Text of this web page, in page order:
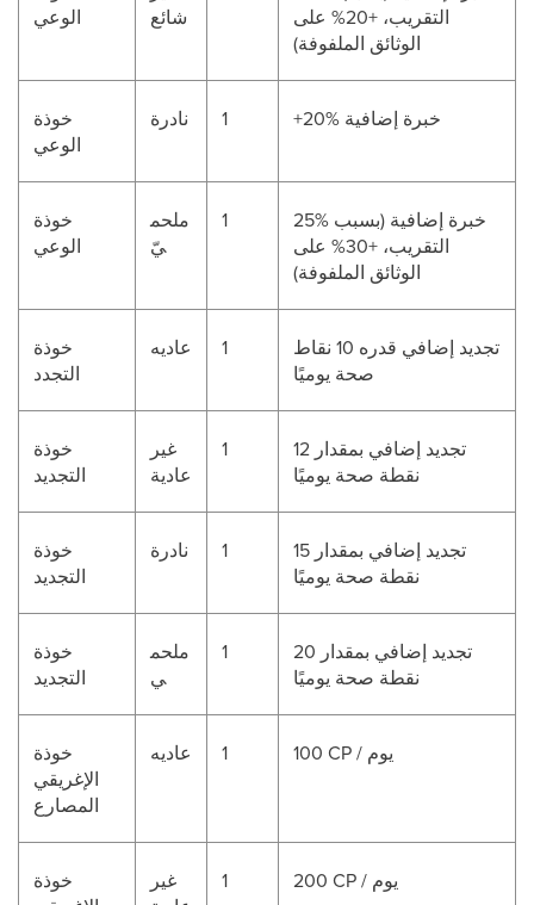
الوعي
شائع
التقريب، +20% على
الوثائق الملفوفة)
خوذة
الوعي
نادرة 1 +20% خبرة إضافية
خوذة
الوعي
ملحم
يّ
1
25% خبرة إضافية (بسبب
التقريب، +30% على
الوثائق الملفوفة)
خوذة
التجدد
عاديه 1
تجديد إضافي قدره 10 نقاط
صحة يوميًا
خوذة
التجديد
غير
عادية
1
تجديد إضافي بمقدار 12
نقطة صحة يوميًا
خوذة
التجديد
نادرة 1
تجديد إضافي بمقدار 15
نقطة صحة يوميًا
خوذة
التجديد
ملحم
ي
1
تجديد إضافي بمقدار 20
نقطة صحة يوميًا
خوذة
الإغريقي
المصارع
عاديه 1 100 CP / يوم
خوذة
غير
1 200 CP / يوم